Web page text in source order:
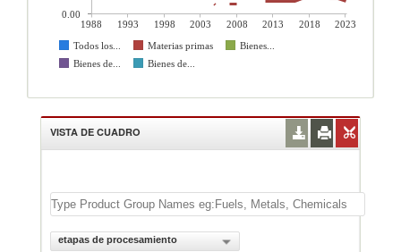
1988 1993 1998 2003 2008 2013 2018
2023
Todos los...
Materias primas
Bienes...
Bienes de...
Bienes de...
0.00
VISTA DE CUADRO
etapas de procesamiento